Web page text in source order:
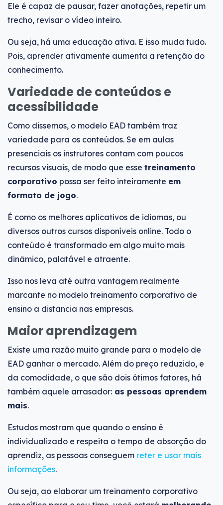
Ele é capaz de pausar, fazer anotações, repetir um
trecho, revisar o vídeo inteiro.
Ou seja, há uma educação ativa. E isso muda tudo.
Pois, aprender ativamente aumenta a retenção do
conhecimento.
Variedade de conteúdos e
acessibilidade
Como dissemos, o modelo EAD também traz
variedade para os conteúdos. Se em aulas
presenciais os instrutores contam com poucos
recursos visuais, de modo que esse treinamento
corporativo possa ser feito inteiramente em
formato de jogo.
É como os melhores aplicativos de idiomas, ou
diversos outros cursos disponíveis online. Todo o
conteúdo é transformado em algo muito mais
dinâmico, palatável e atraente.
Isso nos leva até outra vantagem realmente
marcante no modelo treinamento corporativo de
ensino a distância nas empresas.
Maior aprendizagem
Existe uma razão muito grande para o modelo de
EAD ganhar o mercado. Além do preço reduzido, e
da comodidade, o que são dois ótimos fatores, há
também aquele arrasador: as pessoas aprendem
mais.
Estudos mostram que quando o ensino é
individualizado e respeita o tempo de absorção do
aprendiz, as pessoas conseguem reter e usar mais
informações.
Ou seja, ao elaborar um treinamento corporativo